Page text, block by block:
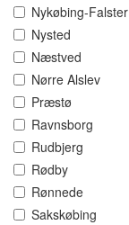
Nykøbing-Falster
Nysted
Næstved
Nørre Alslev
Præstø
Ravnsborg
Rudbjerg
Rødby
Rønnede
Sakskøbing